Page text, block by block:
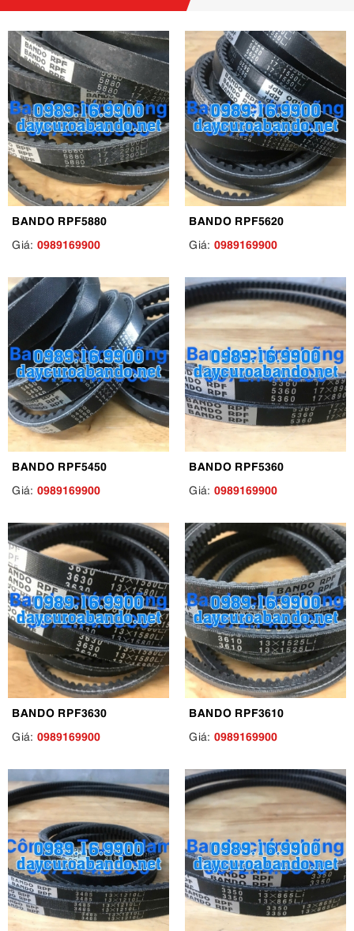
BANDO RPF5880
Giá: 0989169900
BANDO RPF5620
Giá: 0989169900
BANDO RPF5450
Giá: 0989169900
BANDO RPF5360
Giá: 0989169900
BANDO RPF3630
Giá: 0989169900
BANDO RPF3610
Giá: 0989169900